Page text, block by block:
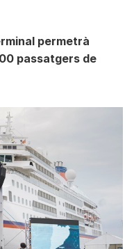
permetrà
passatgers de